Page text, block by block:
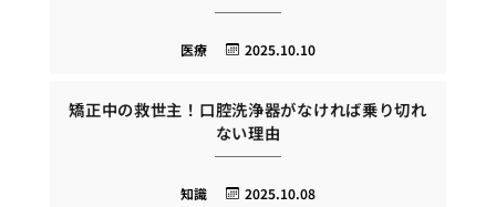
2025.10.10
医療
矯正中の救世主！口腔洗浄器がなければ乗り切れ
ない理由
2025.10.08
知識